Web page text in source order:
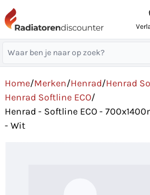
Home/Merken/Henrad/Henrad
Henrad Softline ECO/
Henrad - Softline ECO -
- Wit